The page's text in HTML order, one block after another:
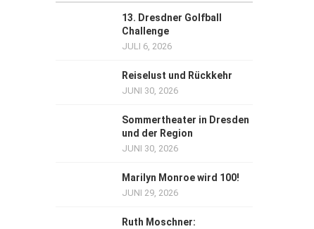
13. Dresdner Golfball
Challenge
JULI 6, 2026
Reiselust und Rückkehr
JUNI 30, 2026
Sommertheater in Dresden
und der Region
JUNI 30, 2026
Marilyn Monroe wird 100!
JUNI 29, 2026
Ruth Moschner: